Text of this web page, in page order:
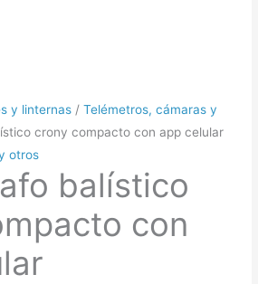
y linternas /Telémetros, cámaras y
crony compacto con app celular
otros
balístico
con